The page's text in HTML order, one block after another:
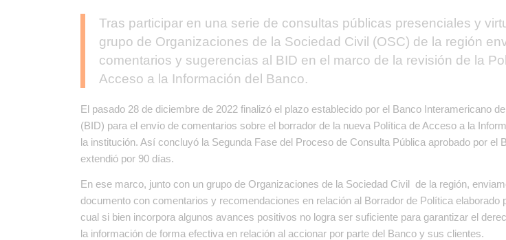
Tras participar en una serie de consultas públicas presenciales y
grupo de Organizaciones de la Sociedad Civil (OSC) de la región
comentarios y sugerencias al BID en el marco de la revisión de la
Acceso a la Información del Banco.
El pasado 28 de diciembre de 2022 finalizó el plazo establecido por el Banco Interamericano
(BID) para el envío de comentarios sobre el borrador de la nueva Política de Acceso a la
la institución. Así concluyó la Segunda Fase del Proceso de Consulta Pública aprobado por el
extendió por 90 días.
En ese marco, junto con un grupo de Organizaciones de la Sociedad Civil de la región,
documento con comentarios y recomendaciones en relación al Borrador de Política elaborado
cual si bien incorpora algunos avances positivos no logra ser suficiente para garantizar el
la información de forma efectiva en relación al accionar por parte del Banco y sus clientes.